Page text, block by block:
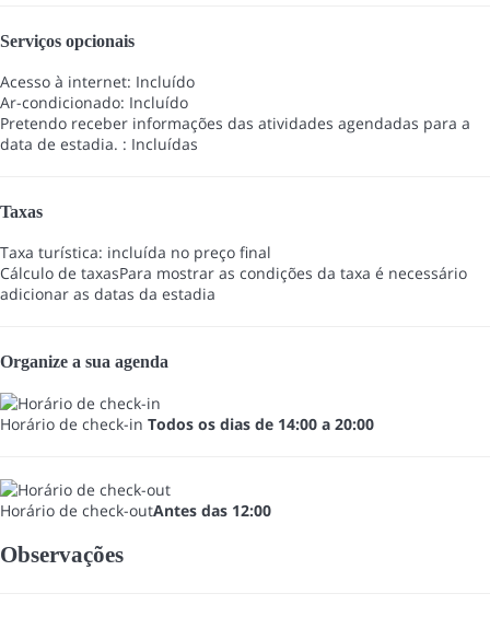
Serviços opcionais
Acesso à internet: Incluído
Ar-condicionado: Incluído
Pretendo receber informações das atividades agendadas para a
data de estadia. : Incluídas
Taxas
Taxa turística: incluída no preço final
Cálculo de taxasPara mostrar as condições da taxa é necessário
adicionar as datas da estadia
Organize a sua agenda
Horário de check-in Todos os dias de 14:00 a 20:00
Horário de check-outAntes das 12:00
Observações